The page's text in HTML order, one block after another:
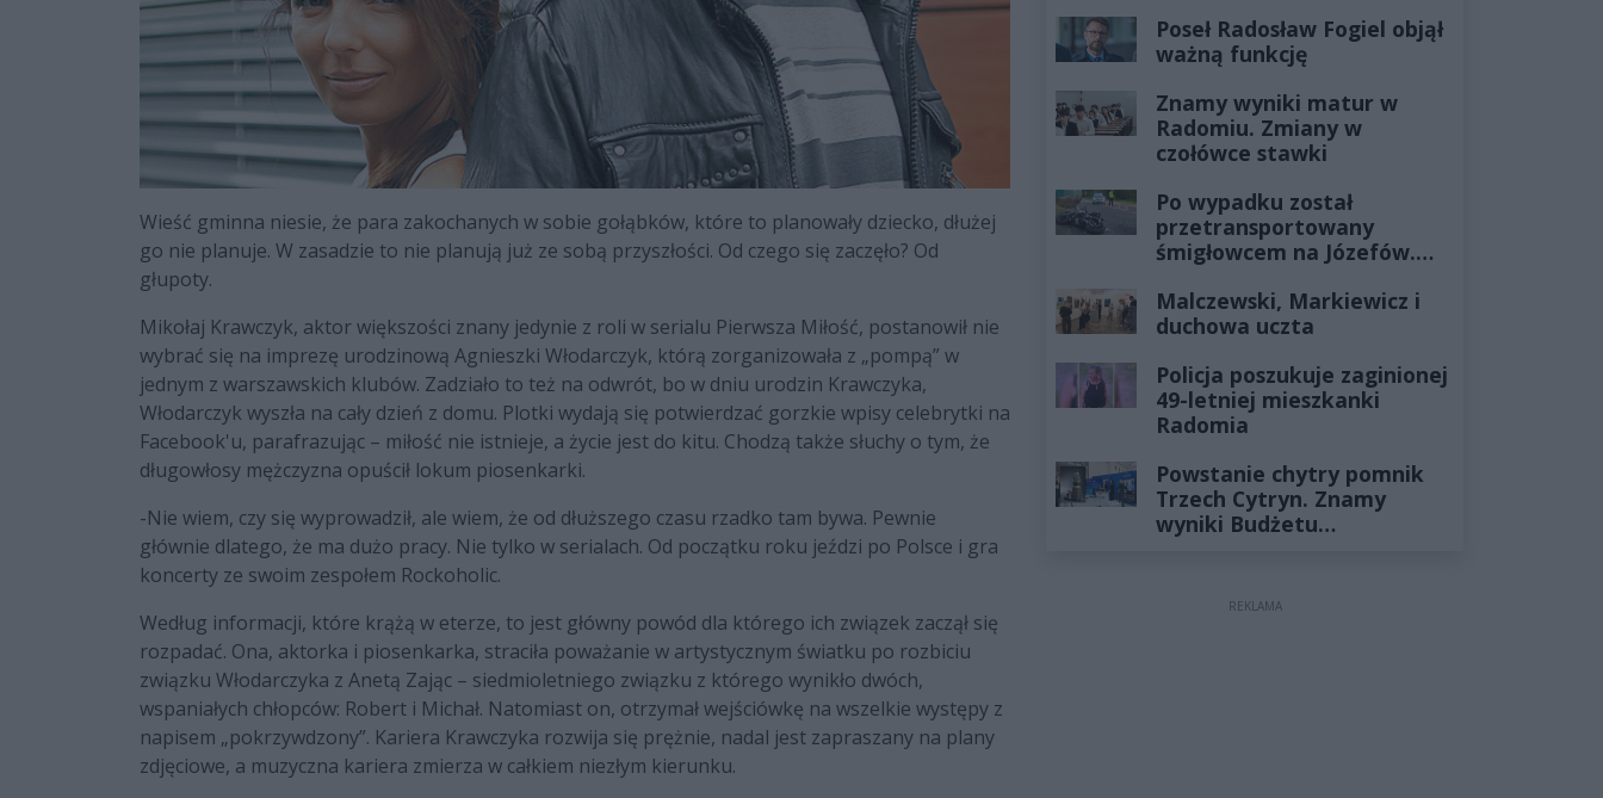
Wieść gminna niesie, że para zakochanych w sobie gołąbków, które to planowały dziecko, dłużej
go nie planuje. W zasadzie to nie planują już ze sobą przyszłości. Od czego się zaczęło? Od
głupoty.
Mikołaj Krawczyk, aktor większości znany jedynie z roli w serialu Pierwsza Miłość, postanowił nie
wybrać się na imprezę urodzinową Agnieszki Włodarczyk, którą zorganizowała z „pompą” w
jednym z warszawskich klubów. Zadziało to też na odwrót, bo w dniu urodzin Krawczyka,
Włodarczyk wyszła na cały dzień z domu. Plotki wydają się potwierdzać gorzkie wpisy celebrytki na
Facebook'u, parafrazując – miłość nie istnieje, a życie jest do kitu. Chodzą także słuchy o tym, że
długowłosy mężczyzna opuścił lokum piosenkarki.
-Nie wiem, czy się wyprowadził, ale wiem, że od dłuższego czasu rzadko tam bywa. Pewnie
głównie dlatego, że ma dużo pracy. Nie tylko w serialach. Od początku roku jeździ po Polsce i gra
koncerty ze swoim zespołem Rockoholic.
Według informacji, które krążą w eterze, to jest główny powód dla którego ich związek zaczął się
rozpadać. Ona, aktorka i piosenkarka, straciła poważanie w artystycznym światku po rozbiciu
związku Włodarczyka z Anetą Zając – siedmioletniego związku z którego wynikło dwóch,
wspaniałych chłopców: Robert i Michał. Natomiast on, otrzymał wejściówkę na wszelkie występy z
napisem „pokrzywdzony”. Kariera Krawczyka rozwija się prężnie, nadal jest zapraszany na plany
zdjęciowe, a muzyczna kariera zmierza w całkiem niezłym kierunku.
Poseł Radosław Fogiel objął
ważną funkcję
Znamy wyniki matur w
Radomiu. Zmiany w
czołówce stawki
Po wypadku został
przetransportowany
śmigłowcem na Józefów.
żyłach
Malczewski, Markiewicz i
duchowa uczta
Policja poszukuje zaginionej
49-letniej mieszkanki
Radomia
Powstanie chytry pomnik
Trzech Cytryn. Znamy
wyniki Budżetu
REKLAMA